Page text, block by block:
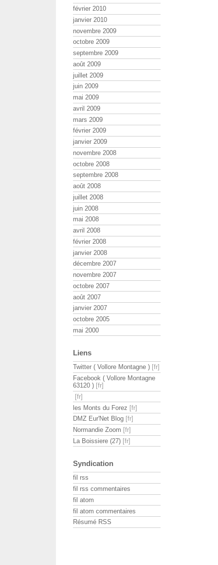
février 2010
janvier 2010
novembre 2009
octobre 2009
septembre 2009
août 2009
juillet 2009
juin 2009
mai 2009
avril 2009
mars 2009
février 2009
janvier 2009
novembre 2008
octobre 2008
septembre 2008
août 2008
juillet 2008
juin 2008
mai 2008
avril 2008
février 2008
janvier 2008
décembre 2007
novembre 2007
octobre 2007
août 2007
janvier 2007
octobre 2005
mai 2000
Liens
Twitter ( Vollore Montagne )
Facebook ( Vollore Montagne
63120 )
les Monts du Forez
DMZ Eur'Net Blog
Normandie Zoom
La Boissiere (27)
Syndication
fil rss
fil rss commentaires
fil atom
fil atom commentaires
Résumé RSS